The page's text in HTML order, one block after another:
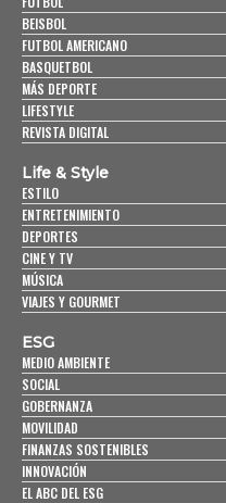
BEISBOL
FUTBOL AMERICANO
BASQUETBOL
MÁS DEPORTE
LIFESTYLE
REVISTA DIGITAL
Life & Style
ESTILO
ENTRETENIMIENTO
DEPORTES
CINE Y TV
MÚSICA
VIAJES Y GOURMET
ESG
MEDIO AMBIENTE
SOCIAL
GOBERNANZA
MOVILIDAD
FINANZAS SOSTENIBLES
INNOVACIÓN
EL ABC DEL ESG